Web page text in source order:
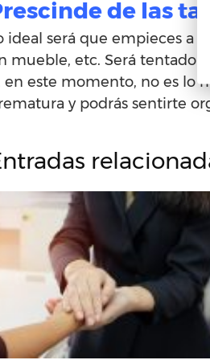
de las
ideal será que empieces a
mueble, etc. Será tentador
en este momento, no es lo
y podrás sentirte